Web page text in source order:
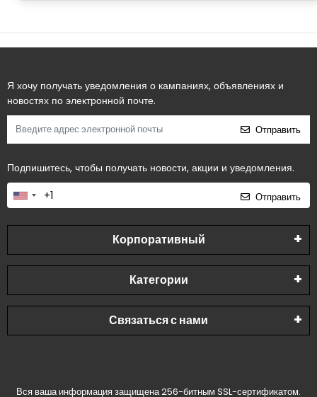
Я хочу получать уведомления о кампаниях, объявлениях и
новостях по электронной почте.
Отправить
Подпишитесь, чтобы получать новости, акции и уведомления.
Отправить
Корпоративный
Категории
Связаться с нами
Вся ваша информация защищена 256-битным SSL-сертификатом.